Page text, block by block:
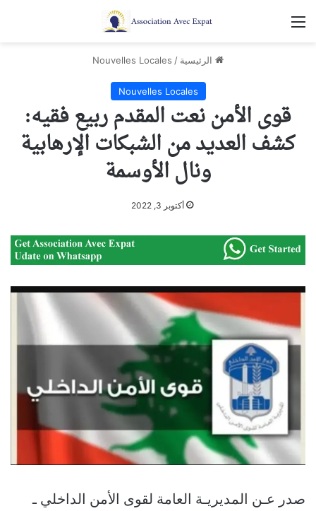
القائمة
الرئيسية /
Nouvelles Locales
Nouvelles Locales
قوى الأمن نعت المقدم ربيع فقيه:
كشف العديد من الشبكات الإرهابية
ونال الأوسمة
أكتوبر 3, 2022
صدر عـن المديريـة العامة لقوى الأمن الداخلي ـ